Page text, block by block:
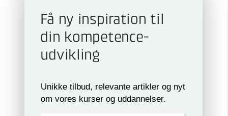
Få ny inspiration til
din kompetence­
udvikling
Unikke tilbud, relevante artikler og nyt
om vores kurser og uddannelser.